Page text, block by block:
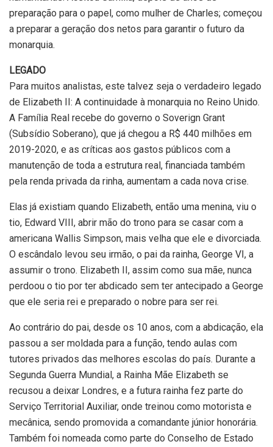
preparação para o papel, como mulher de Charles; começou
a preparar a geração dos netos para garantir o futuro da
monarquia.
LEGADO
Para muitos analistas, este talvez seja o verdadeiro legado
de Elizabeth II: A continuidade à monarquia no Reino Unido.
A Família Real recebe do governo o Soverign Grant
(Subsídio Soberano), que já chegou a R$ 440 milhões em
2019-2020, e as críticas aos gastos públicos com a
manutenção de toda a estrutura real, financiada também
pela renda privada da rinha, aumentam a cada nova crise.
Elas já existiam quando Elizabeth, então uma menina, viu o
tio, Edward VIII, abrir mão do trono para se casar com a
americana Wallis Simpson, mais velha que ele e divorciada.
O escândalo levou seu irmão, o pai da rainha, George VI, a
assumir o trono. Elizabeth II, assim como sua mãe, nunca
perdoou o tio por ter abdicado sem ter antecipado a George
que ele seria rei e preparado o nobre para ser rei.
Ao contrário do pai, desde os 10 anos, com a abdicação, ela
passou a ser moldada para a função, tendo aulas com
tutores privados das melhores escolas do país. Durante a
Segunda Guerra Mundial, a Rainha Mãe Elizabeth se
recusou a deixar Londres, e a futura rainha fez parte do
Serviço Territorial Auxiliar, onde treinou como motorista e
mecânica, sendo promovida a comandante júnior honorária.
Também foi nomeada como parte do Conselho de Estado